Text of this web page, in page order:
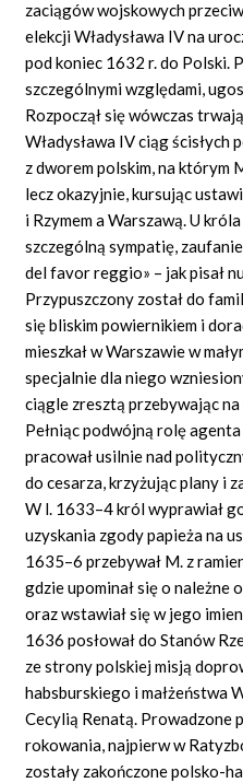
zaciągów wojskowych
elekcji Władysława IV na
pod koniec 1632 r. do Polski.
szczególnymi względami,
Rozpoczął się wówczas
Władysława IV ciąg
z dworem polskim, na którym
lecz okazyjnie, kursując
i Rzymem a Warszawą. U
szczególną sympatię,
del favor reggio» – jak pisał
Przypuszczony został do
się bliskim powiernikiem i
mieszkał w Warszawie w
specjalnie dla niego
ciągle zresztą przebywając
Pełniąc podwójną rolę
pracował usilnie nad
do cesarza, krzyżując plany i
W l. 1633–4 król wyprawiał
uzyskania zgody papieża na
1635–6 przebywał M. z
gdzie upominał się o należne
oraz wstawiał się w jego
1636 posłował do Stanów
ze strony polskiej misją
habsburskiego i małżeństwa
Cecylią Renatą. Prowadzone
rokowania, najpierw w
zostały zakończone polsko-